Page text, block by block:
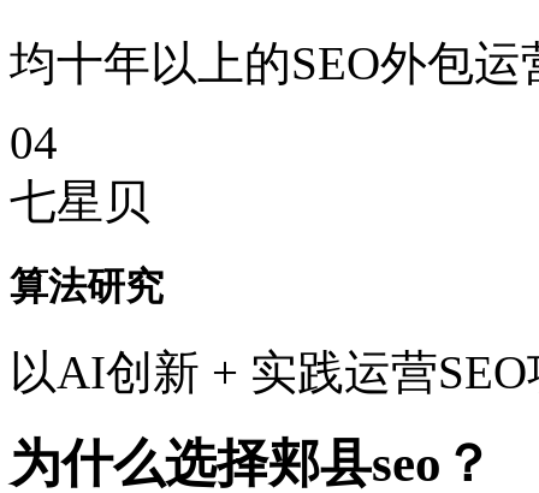
均十年以上的SEO外包运
04
七星贝
算法研究
以AI创新 + 实践运营
为什么选择郏县seo？